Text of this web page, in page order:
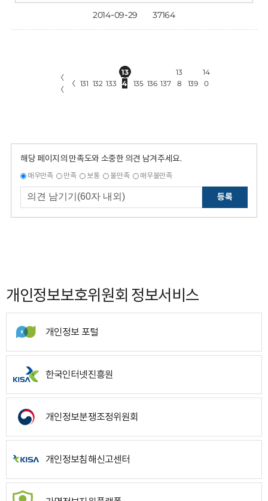
2014-09-29 37164
〈
〈
〈 131 132 133
13
4
135 136 137
13
8
139
14
0
해당 페이지의 만족도와 소중한 의견 남겨주세요.
매우만족 만족 보통 불만족 매우불만족
등록
개인정보보호위원회 정보서비스
개인정보 포털
한국인터넷진흥원
개인정보분쟁조정위원회
개인정보침해신고센터